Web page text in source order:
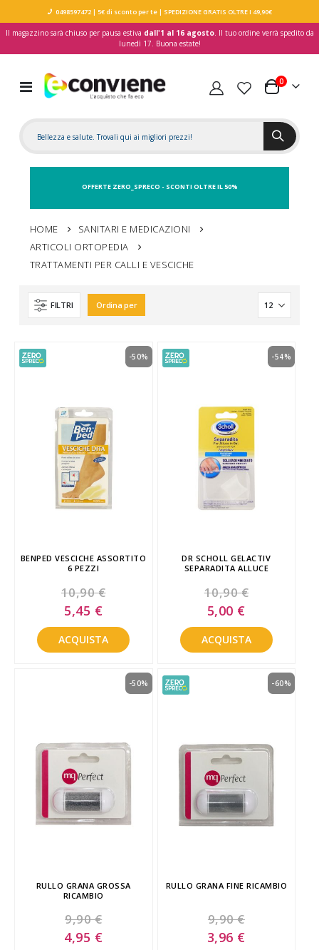
0498597472| 5€ di sconto per te| SPEDIZIONE GRATIS OLTRE I 49,90€
Il magazzino sarà chiuso per pausa estiva dall'1 al 16 agosto. Il tuo ordine verrà spedito da
lunedì 17. Buona estate!
Toggle
Nav
Carrello
0elementi
OFFERTE ZERO_SPRECO - SCONTI OLTRE IL 50%
HOME
SANITARI E MEDICAZIONI
ARTICOLI ORTOPEDIA
TRATTAMENTI PER CALLI E VESCICHE
FILTRI Ordina per
BENPED VESCICHE ASSORTITO
6 PEZZI
10,90 €
-50%
Special
Price
5,45 €
ACQUISTA
DR SCHOLL GELACTIV
SEPARADITA ALLUCE
10,90 €
-54%
Special
Price
5,00 €
ACQUISTA
RULLO GRANA GROSSA
RICAMBIO
9,90 €
-50%
Special
Price
4,95 €
RULLO GRANA FINE RICAMBIO
9,90 €
-60%
Special
Price
3,96 €